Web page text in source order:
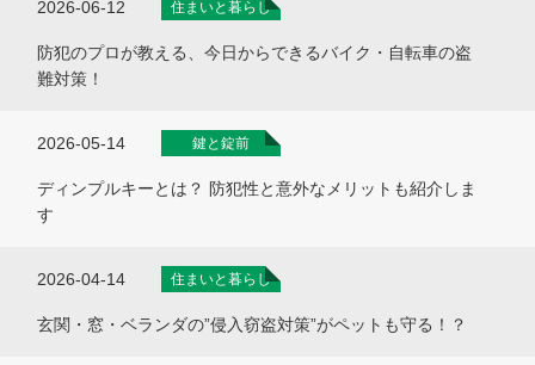
2026-06-12 住まいと暮らし
防犯のプロが教える、今日からできるバイク・自転車の盗
難対策！
2026-05-14 鍵と錠前
ディンプルキーとは？ 防犯性と意外なメリットも紹介しま
す
2026-04-14 住まいと暮らし
玄関・窓・ベランダの”侵入窃盗対策”がペットも守る！？